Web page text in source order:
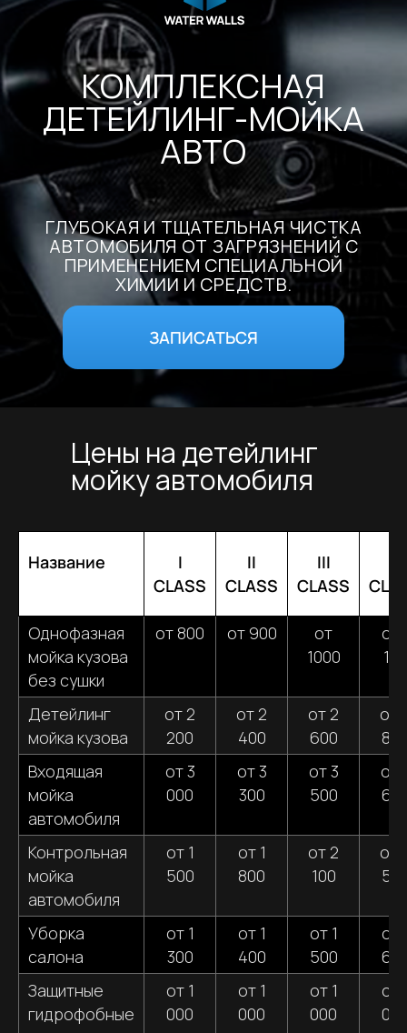
Краснопутиловская, 65а
Краснопутиловская, 46, к.7, с.3 с
1 0:00 до 20:00
Услуги детейлинга
Как добраться?
Ремонт фар Наши работы
покрытие
ГЛУБОКАЯ И ТЩАТЕЛЬНАЯ ЧИСТКА
АВТОМОБИЛЯ ОТ ЗАГРЯЗНЕНИЙ С
ПРИМЕНЕНИЕМ СПЕЦИАЛЬНОЙ
ХИМИИ И СРЕДСТВ.
ЗАПИСАТЬСЯ
Цены на детейлинг
мойку автомобиля
Название
I
CLASS
II
CLASS
III
CLASS
Однофазная
мойка кузова
без сушки
от 800 от 900
от
1000
от
100
Детейлинг
мойка кузова
от 2
200
от 2
400
от 2
600
от
Входящая
мойка
автомобиля
от 3
000
от 3
300
от 3
500
от
Контрольная
мойка
автомобиля
от 1
500
от 1
800
от 2
100
от
Уборка
салона
от 1
300
от 1
400
от 1
500
от
Защитные
гидрофобные
от 1
000
от 1
000
от 1
000
от